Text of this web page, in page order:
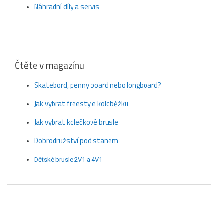
Náhradní díly a servis
Čtěte v magazínu
Skatebord, penny board nebo longboard?
Jak vybrat freestyle koloběžku
Jak vybrat kolečkové brusle
Dobrodružství pod stanem
Dětské brusle 2V1 a 4V1